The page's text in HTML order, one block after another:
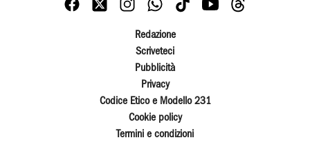
Redazione
Scriveteci
Pubblicità
Privacy
Codice Etico e Modello 231
Cookie policy
Termini e condizioni